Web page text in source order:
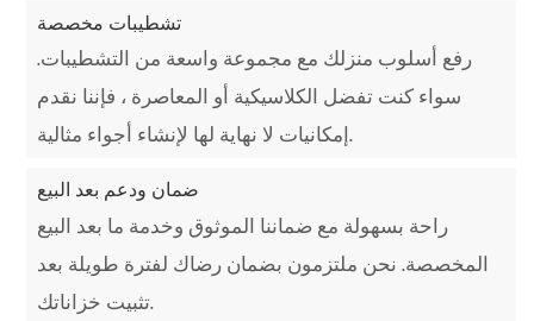
تشطيبات مخصصة
رفع أسلوب منزلك مع مجموعة واسعة من التشطيبات.
سواء كنت تفضل الكلاسيكية أو المعاصرة ، فإننا نقدم
إمكانيات لا نهاية لها لإنشاء أجواء مثالية.
ضمان ودعم بعد البيع
راحة بسهولة مع ضماننا الموثوق وخدمة ما بعد البيع
المخصصة. نحن ملتزمون بضمان رضاك ​​لفترة طويلة بعد
تثبيت خزاناتك.